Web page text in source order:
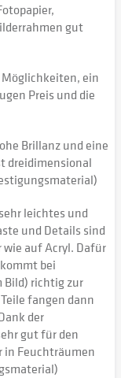
gut
Möglichkeiten, ein
Preis und die
Brillanz und eine
dreidimensional
leichtes und
und Details sind
auf Acryl. Dafür
bei
Bild) richtig zur
fangen dann
der
gut für den
in Feuchträumen